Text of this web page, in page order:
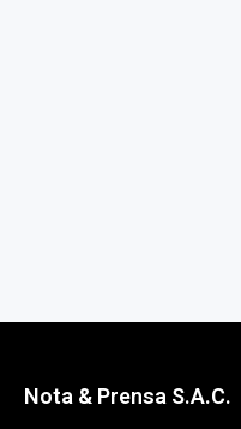
Nota & Prensa S.A.C.